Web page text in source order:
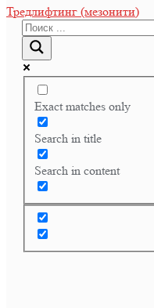
по
записям
Тредлифтинг (мезонити)
Exact matches only
Search in title
Search in content